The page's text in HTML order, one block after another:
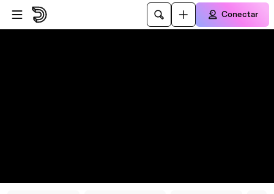
Pular para o player
Ir para o conteúdo principal
Conectar